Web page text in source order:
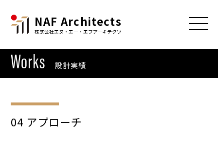
NAF Architects
株式会社エヌ・エー・エフアーキテクツ
Works 設計実績
04 アプローチ